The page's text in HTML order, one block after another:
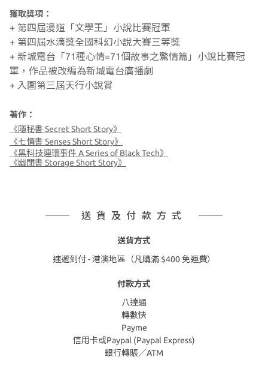
獲取獎項：
+ 第四屆漫道「文學王」小說比賽冠軍
+ 第四屆水滴獎全國科幻小說大賽三等獎
+ 新城電台「71種心情=71個故事之驚情篇」小說比賽冠
軍，作品被改編為新城電台廣播劇
+ 入圍第三屆天行小說賞
著作：
《隱秘書 Secret Short Story》
《七情書 Senses Short Story》
《黑科技連環事件 A Series of Black Tech》
《幽閉書 Storage Short Story》
送貨及付款方式
送貨方式
速遞到付 - 港澳地區（凡購滿 $400 免運費）
付款方式
八達通
轉數快
Payme
信用卡或Paypal (Paypal Express)
銀行轉賬／ATM